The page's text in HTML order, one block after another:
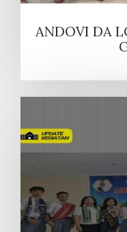
ANDOVI DA